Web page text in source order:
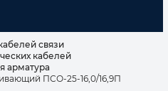
связи
кабелей
арматура
ПСО-25-16,0/16,9П